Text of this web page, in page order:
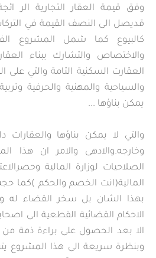
وفق قيمة العقار التجارية الر
قديصل الى النصف القيمة في
كالبيوع كما شمل المشروع
والاختصاص والتشارك ببناء
العقارت السكنية التامة والتي على
والسياحية والمهنية والحرفية
يمكن بناؤها ...
والتي لا يمكن بناؤها
وخارجه.والادهى والامر ان
الصلاحيات لوزارة المالية
المالية(انت الخصم والحكم )كما
بهذا الشان بل سخر القضاء له
الاحكام القضائية القطعية الى
الا بعد الحصول على براءة ذمة من
وبنظرة سريعة الى هذا المشروع